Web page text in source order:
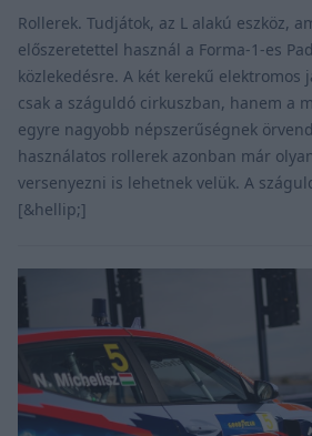
Rollerek. Tudjátok, az L alakú eszköz,
előszeretettel használ a Forma-1-es
közlekedésre. A két kerekű elektromos
csak a száguldó cirkuszban, hanem a
egyre nagyobb népszerűségnek
használatos rollerek azonban már
versenyezni is lehetnek velük. A
[&hellip;]